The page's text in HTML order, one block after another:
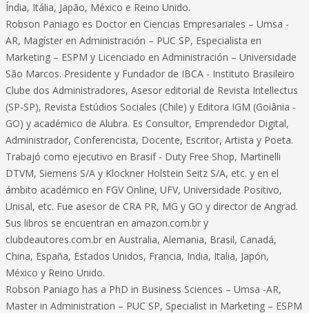
Índia, Itália, Japão, México e Reino Unido.
Robson Paniago es Doctor en Ciencias Empresariales – Umsa -
AR, Magíster en Administración – PUC SP, Especialista en
Marketing – ESPM y Licenciado en Administración – Universidade
São Marcos. Presidente y Fundador de IBCA - Instituto Brasileiro
Clube dos Administradores, Asesor editorial de Revista Intellectus
(SP-SP), Revista Estúdios Sociales (Chile) y Editora IGM (Goiânia -
GO) y académico de Alubra. Es Consultor, Emprendedor Digital,
Administrador, Conferencista, Docente, Escritor, Artista y Poeta.
Trabajó como ejecutivo en Brasif - Duty Free Shop, Martinelli
DTVM, Siemens S/A y Klockner Holstein Seitz S/A, etc. y en el
ámbito académico en FGV Online, UFV, Universidade Positivo,
Unisal, etc. Fue asesor de CRA PR, MG y GO y director de Angrad.
Sus libros se encuentran en amazon.com.br y
clubdeautores.com.br en Australia, Alemania, Brasil, Canadá,
China, España, Estados Unidos, Francia, India, Italia, Japón,
México y Reino Unido.
Robson Paniago has a PhD in Business Sciences – Umsa -AR,
Master in Administration – PUC SP, Specialist in Marketing – ESPM